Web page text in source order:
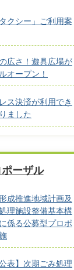
クシー」ご利用案
広さ！遊具広場が
オープン！
ス決済が利用でき
ました
ーザル
成推進地域計画及
理施設整備基本構
係る公募型プロポ
表】次期ごみ処理